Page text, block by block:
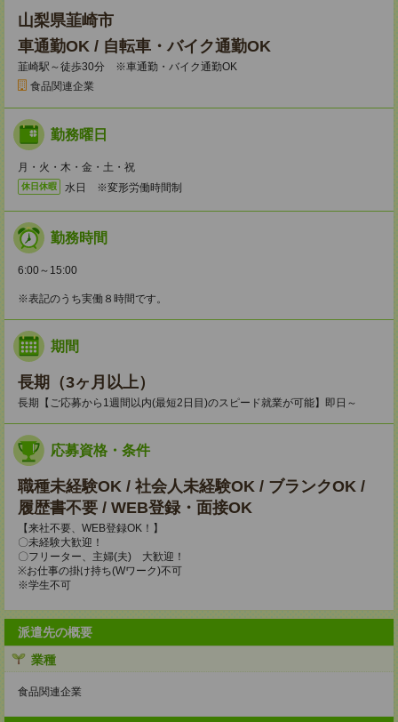
山梨県韮崎市
車通勤OK / 自転車・バイク通勤OK
韮崎駅～徒歩30分 ※車通勤・バイク通勤OK
食品関連企業
勤務曜日
月・火・木・金・土・祝
休日休暇 水日 ※変形労働時間制
勤務時間
6:00～15:00
※表記のうち実働８時間です。
期間
長期（3ヶ月以上）
長期【ご応募から1週間以内(最短2日目)のスピード就業が可能】即日～
応募資格・条件
職種未経験OK / 社会人未経験OK / ブランクOK /
履歴書不要 / WEB登録・面接OK
【来社不要、WEB登録OK！】
〇未経験大歓迎！
〇フリーター、主婦(夫) 大歓迎！
※お仕事の掛け持ち(Wワーク)不可
※学生不可
派遣先の概要
業種
食品関連企業